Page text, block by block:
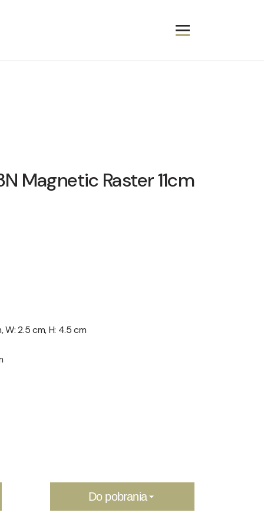
Magnetic Raster 11cm
W: 2.5 cm, H: 4.5 cm
Do pobrania